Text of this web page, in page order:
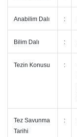
Anabilim Dalı :
Bilim Dalı :
Tezin Konusu :
Tez Savunma
Tarihi
: